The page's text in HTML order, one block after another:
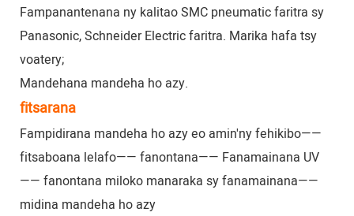
Fampanantenana ny kalitao SMC pneumatic faritra sy
Panasonic, Schneider Electric faritra. Marika hafa tsy
voatery;
Mandehana mandeha ho azy.
fitsarana
Fampidirana mandeha ho azy eo amin'ny fehikibo——
fitsaboana lelafo—— fanontana—— Fanamainana UV
—— fanontana miloko manaraka sy fanamainana——
midina mandeha ho azy